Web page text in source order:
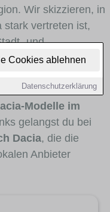
Cookies ablehnen
Datenschutzerklärung
Wir skizzieren, in
stark vertreten ist,
und
für welche
ist. Viele
und
Modelle im
gelangst du bei
Dacia, die die
Anbieter